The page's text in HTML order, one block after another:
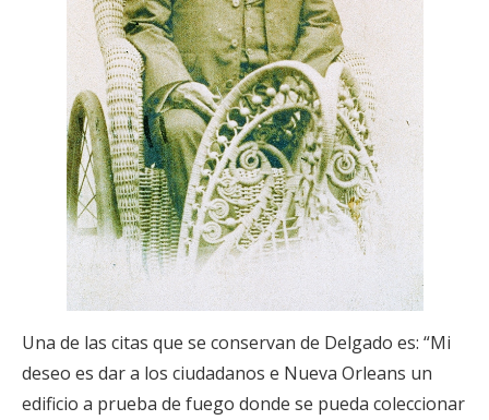
Una de las citas que se conservan de Delgado es: “Mi
deseo es dar a los ciudadanos e Nueva Orleans un
edificio a prueba de fuego donde se pueda coleccionar